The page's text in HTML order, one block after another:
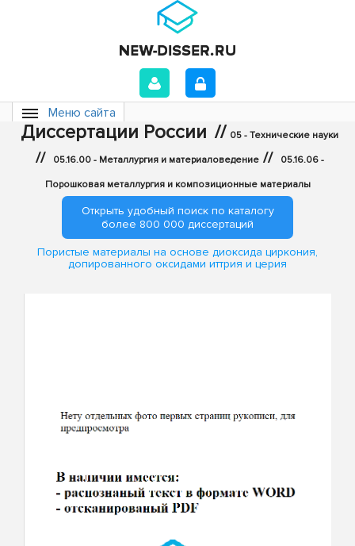
Меню сайта
Диссертации России // 05 - Технические науки
// 05.16.00 - Металлургия и материаловедение // 05.16.06 -
Порошковая металлургия и композиционные материалы
Открыть удобный поиск по каталогу
более 800 000 диссертаций
Пористые материалы на основе диоксида циркония,
допированного оксидами иттрия и церия